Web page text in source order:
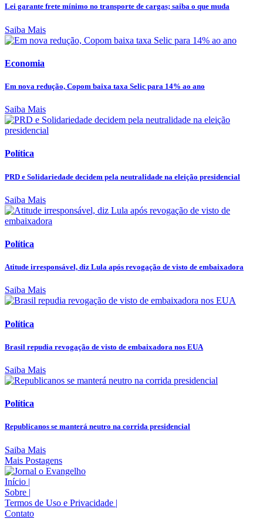
Lei garante frete mínimo no transporte de cargas; saiba o que muda
Saiba Mais
Economia
Em nova redução, Copom baixa taxa Selic para 14% ao ano
Saiba Mais
Política
PRD e Solidariedade decidem pela neutralidade na eleição presidencial
Saiba Mais
Política
Atitude irresponsável, diz Lula após revogação de visto de embaixadora
Saiba Mais
Política
Brasil repudia revogação de visto de embaixadora nos EUA
Saiba Mais
Política
Republicanos se manterá neutro na corrida presidencial
Saiba Mais
Mais Postagens
Início |
Sobre |
Termos de Uso e Privacidade |
Contato